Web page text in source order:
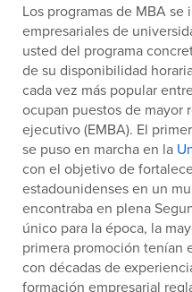
Los programas de MBA
empresariales de
usted del programa
de su disponibilidad
cada vez más popular
ocupan puestos de mayor
ejecutivo (EMBA). El
se puso en marcha en la
con el objetivo de
estadounidenses en un
encontraba en plena
único para la época, la
primera promoción tenían
con décadas de
formación empresarial